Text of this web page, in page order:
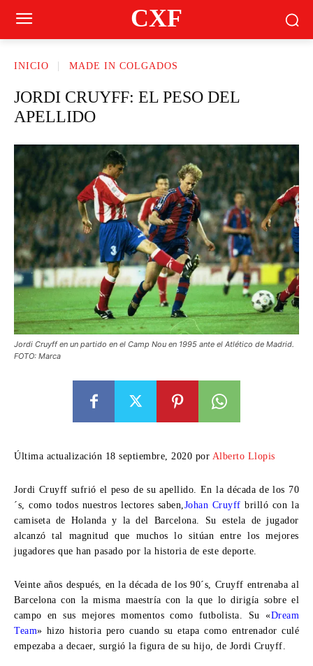
CXF
INICIO MADE IN COLGADOS
JORDI CRUYFF: EL PESO DEL
APELLIDO
Jordi Cruyff en un partido en el Camp Nou en 1995 ante el Atlético de Madrid.
FOTO: Marca
Última actualización 18 septiembre, 2020 por Alberto Llopis
Jordi Cruyff sufrió el peso de su apellido. En la década de los 70
´s, como todos nuestros lectores saben, Johan Cruyff brilló con la
camiseta de Holanda y la del Barcelona. Su estela de jugador
alcanzó tal magnitud que muchos lo sitúan entre los mejores
jugadores que han pasado por la historia de este deporte.
Veinte años después, en la década de los 90´s, Cruyff entrenaba al
Barcelona con la misma maestría con la que lo dirigía sobre el
campo en sus mejores momentos como futbolista. Su «Dream
Team» hizo historia pero cuando su etapa como entrenador culé
empezaba a decaer, surgió la figura de su hijo, de Jordi Cruyff